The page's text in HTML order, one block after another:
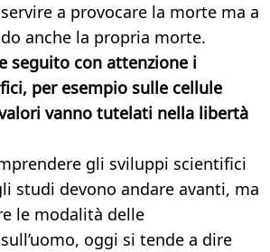
servire a provocare la morte ma a
anche la propria morte.
seguito con attenzione i
per esempio sulle cellule
vanno tutelati nella libertà
gli sviluppi scientifici
studi devono andare avanti, ma
le modalità delle
oggi si tende a dire